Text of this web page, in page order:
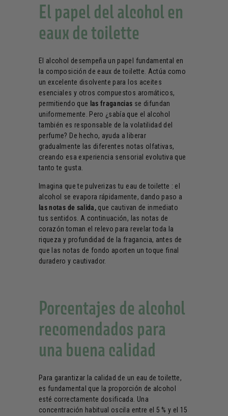
El papel del alcohol en
eaux de toilette
El alcohol desempeña un papel fundamental en
la composición de eaux de toilette. Actúa como
un excelente disolvente para los aceites
esenciales y otros compuestos aromáticos,
permitiendo que las fragancias se difundan
uniformemente. Pero ¿sabía que el alcohol
también es responsable de la volatilidad del
perfume? De hecho, ayuda a liberar
gradualmente las diferentes notas olfativas,
creando esa experiencia sensorial evolutiva que
tanto te gusta.
Imagina que te pulverizas tu eau de toilette : el
alcohol se evapora rápidamente, dando paso a
las notas de salida, que cautivan de inmediato
tus sentidos. A continuación, las notas de
corazón toman el relevo para revelar toda la
riqueza y profundidad de la fragancia, antes de
que las notas de fondo aporten un toque final
duradero y cautivador.
Porcentajes de alcohol
recomendados para
una buena calidad
Para garantizar la calidad de un eau de toilette,
es fundamental que la proporción de alcohol
esté correctamente dosificada. Una
concentración habitual oscila entre el 5 % y el 15